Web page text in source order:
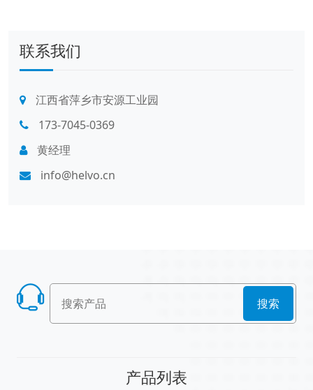
联系我们
江西省萍乡市安源工业园
173-7045-0369
黄经理
info@helvo.cn
搜索
产品列表